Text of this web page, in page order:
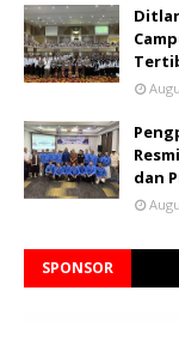
dan
SPONSOR